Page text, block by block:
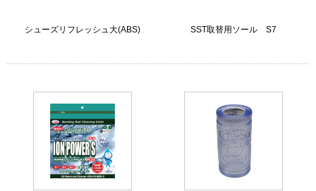
シューズリフレッシュ大(ABS) SST取替用ソール S7